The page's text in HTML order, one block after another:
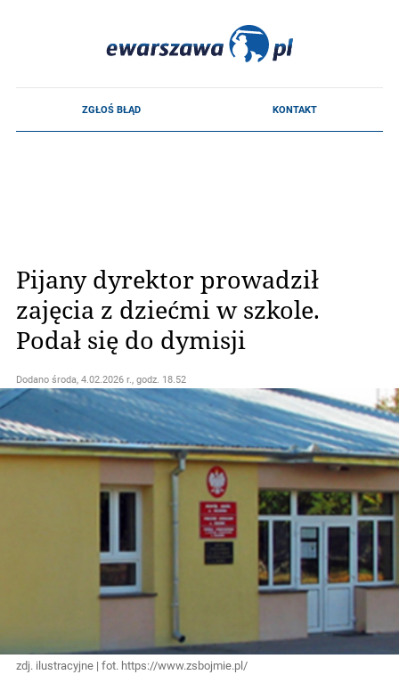
Pijany dyrektor prowadził
zajęcia z dziećmi w szkole.
Podał się do dymisji
Dodano środa, 4.02.2026 r., godz. 18.52
zdj. ilustracyjne | fot. https://www.zsbojmie.pl/